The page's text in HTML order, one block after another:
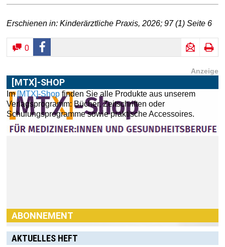
Erschienen in: Kinderärztliche Praxis, 2026; 97 (1) Seite 6
0
Anzeige
[MTX]-SHOP
Im [MTX]-Shop finden Sie alle Produkte aus unserem
Verlagsprogramm: Bücher, Zeitschriften oder
Schulungsprogramme sowie praktische Accessoires.
ABONNEMENT
Haben Sie Interesse an einem Abonnement? Dann klicken
Sie einfach hier:[MTX]-Shop
AKTUELLES HEFT